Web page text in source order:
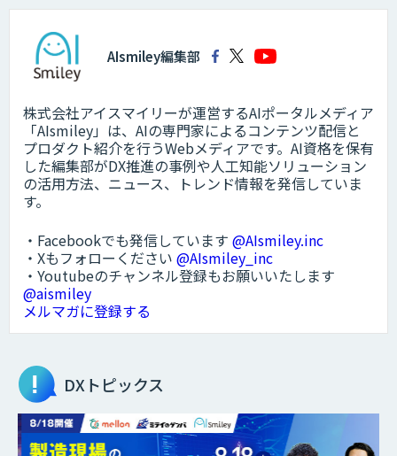
AIsmiley編集部
株式会社アイスマイリーが運営するAIポータルメディア
「AIsmiley」は、AIの専門家によるコンテンツ配信と
プロダクト紹介を行うWebメディアです。AI資格を保有
した編集部がDX推進の事例や人工知能ソリューション
の活用方法、ニュース、トレンド情報を発信していま
す。
・Facebookでも発信しています @AIsmiley.inc
・Xもフォローください @AIsmiley_inc
・Youtubeのチャンネル登録もお願いいたします
@aismiley
メルマガに登録する
DXトピックス